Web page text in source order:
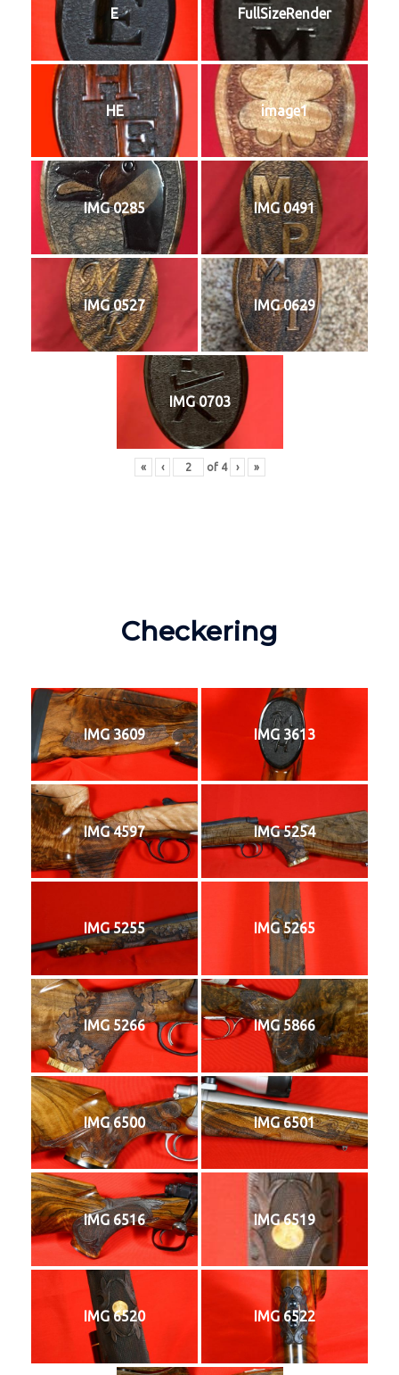
E FullSizeRender
HE image1
IMG 0285 IMG 0491
IMG 0527 IMG 0629
IMG 0703
« ‹ of 4 › »
Checkering
IMG 3609 IMG 3613
IMG 4597 IMG 5254
IMG 5255 IMG 5265
IMG 5266 IMG 5866
IMG 6500 IMG 6501
IMG 6516 IMG 6519
IMG 6520 IMG 6522